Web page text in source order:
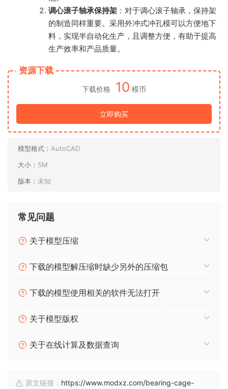
调心滚子轴承保持架 ：对于调心滚子轴承，保持架
的制造同样重要。采用外冲式冲孔模可以方便地下
料，实现半自动化生产，且调整方便，有助于提高
生产效率和产品质量。
资源下载
下载价格 10 模币
立即购买
模型格式： AutoCAD
大小： 5M
版本： 未知
常见问题
关于模型压缩
下载的模型解压缩时缺少另外的压缩包
下载的模型使用相关的软件无法打开
关于模型版权
关于在线计算及数据查询
原文链接： https://www.modxz.com/bearing-cage-